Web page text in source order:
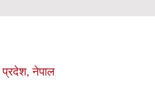
प्रदेश, नेपाल